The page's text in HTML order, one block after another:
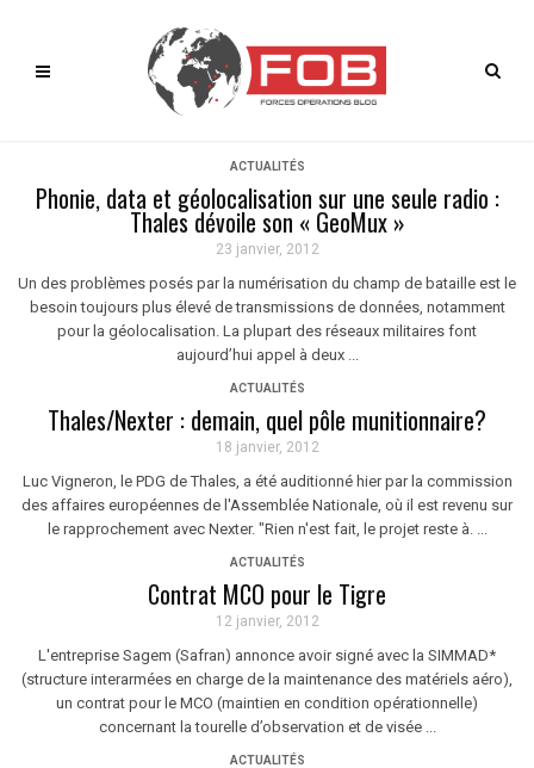
ACTUALITÉS
Phonie, data et géolocalisation sur une seule radio :
Thales dévoile son « GeoMux »
23 janvier, 2012
Un des problèmes posés par la numérisation du champ de bataille est le
besoin toujours plus élevé de transmissions de données, notamment
pour la géolocalisation. La plupart des réseaux militaires font
aujourd’hui appel à deux ...
ACTUALITÉS
Thales/Nexter : demain, quel pôle munitionnaire?
18 janvier, 2012
Luc Vigneron, le PDG de Thales, a été auditionné hier par la commission
des affaires européennes de l'Assemblée Nationale, où il est revenu sur
le rapprochement avec Nexter. "Rien n'est fait, le projet reste à. ...
ACTUALITÉS
Contrat MCO pour le Tigre
12 janvier, 2012
L'entreprise Sagem (Safran) annonce avoir signé avec la SIMMAD*
(structure interarmées en charge de la maintenance des matériels aéro),
un contrat pour le MCO (maintien en condition opérationnelle)
concernant la tourelle d’observation et de visée ...
ACTUALITÉS